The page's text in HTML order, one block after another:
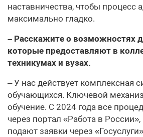
наставничества, чтобы процесс
максимально гладко.
– Расскажите о возможностях
которые предоставляют в
техникумах и вузах.
– У нас действует комплексная
обучающихся. Ключевой
обучение. С 2024 года все
через портал «Работа в
подают заявки через